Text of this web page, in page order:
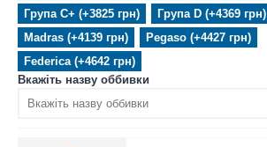
Група C+ (+3825 грн)
Група D (+4369 грн)
Madras (+4139 грн)
Pegaso (+4427 грн)
Federica (+4642 грн)
Вкажіть назву оббивки